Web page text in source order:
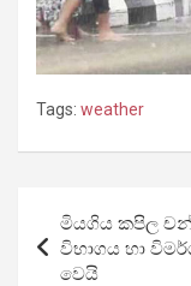
Tags: weather
Post
navigation
මියගිය කපිල
විභාගය හා
වෙයි